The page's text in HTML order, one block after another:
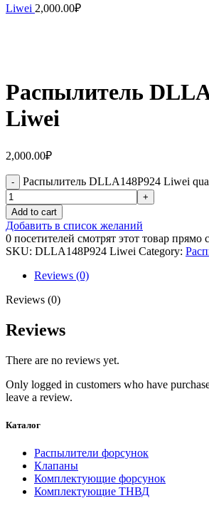
Liwei 2,000.00₽
Распылитель
Liwei
2,000.00₽
Распылитель DLLA148P924 Liwei
Add to cart
Добавить в список желаний
0 посетителей смотрят этот товар прямо
SKU: DLLA148P924 Liwei Category:
Reviews (0)
Reviews (0)
Reviews
There are no reviews yet.
Only logged in customers who have
leave a review.
Каталог
Распылители форсунок
Клапаны
Комплектующие форсунок
Комплектующие ТНВД